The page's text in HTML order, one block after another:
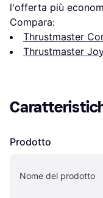
l'offerta più
Compara:
Thrustmaster
Thrustmaster
Prodotto
Nome del prodotto